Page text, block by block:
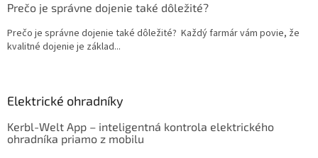
Prečo je správne dojenie také dôležité?
Prečo je správne dojenie také dôležité? Každý farmár vám povie, že
kvalitné dojenie je základ...
Elektrické ohradníky
Kerbl-Welt App – inteligentná kontrola elektrického
ohradníka priamo z mobilu